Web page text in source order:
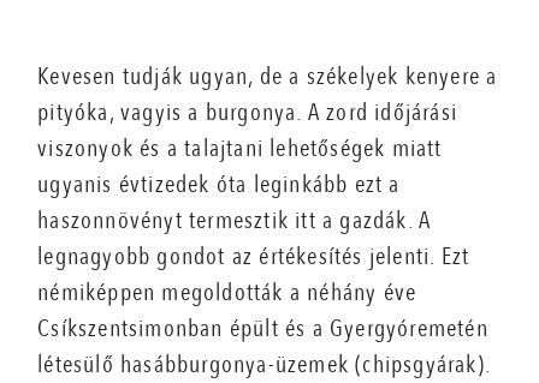
Kevesen tudják ugyan, de a székelyek kenyere a
pityóka, vagyis a burgonya. A zord időjárási
viszonyok és a talajtani lehetőségek miatt
ugyanis évtizedek óta leginkább ezt a
haszonnövényt termesztik itt a gazdák. A
legnagyobb gondot az értékesítés jelenti. Ezt
némiképpen megoldották a néhány éve
Csíkszentsimonban épült és a Gyergyóremetén
létesülő hasábburgonya-üzemek (chipsgyárak).